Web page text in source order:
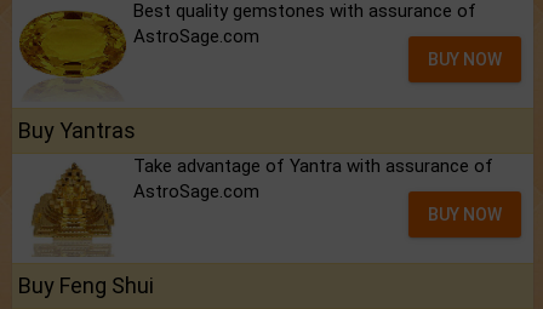
Best quality gemstones with assurance of
AstroSage.com
BUY NOW
Buy Yantras
Take advantage of Yantra with assurance of
AstroSage.com
BUY NOW
Buy Feng Shui